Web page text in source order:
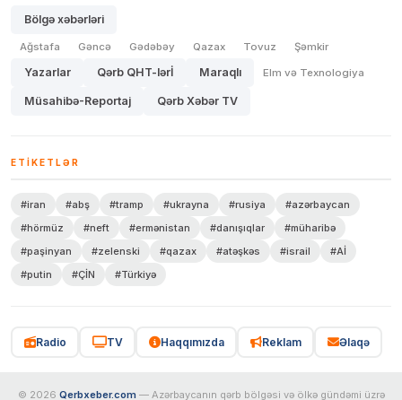
Bölgə xəbərləri
Ağstafa Gəncə Gədəbəy Qazax Tovuz Şəmkir
Yazarlar Qərb QHT-lərİ Maraqlı Elm və Texnologiya
Müsahibə-Reportaj Qərb Xəbər TV
ETIKETLƏR
#iran #abş #tramp #ukrayna #rusiya
#azərbaycan
#hörmüz
#neft #ermənistan #danışıqlar
#müharibə
#paşinyan
#zelenski #qazax #atəşkəs #israil
#Aİ
#putin
#ÇİN #Türkiyə
Radio TV Haqqımızda Reklam Əlaqə
© 2026 Qerbxeber.com — Azərbaycanın qərb bölgəsi və ölkə gündəmi üzrə